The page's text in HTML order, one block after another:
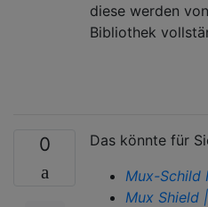
diese werden
Bibliothek
0
Das könnte für
Mux-Schild
Mux Shield